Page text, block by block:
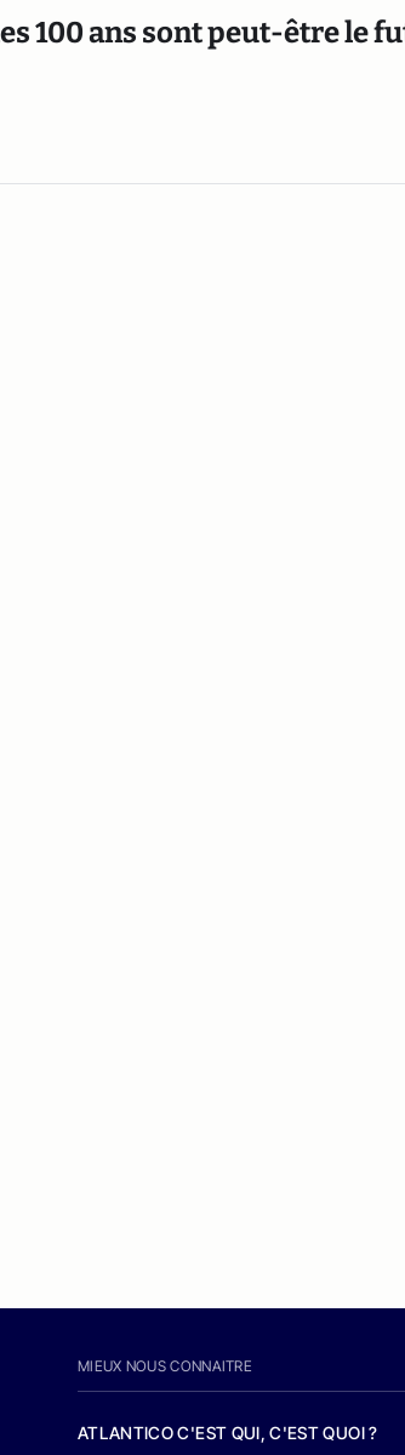
100 ans sont peut-être le
MIEUX NOUS CONNAITRE
ATLANTICO C'EST QUI, C'EST QUOI ?